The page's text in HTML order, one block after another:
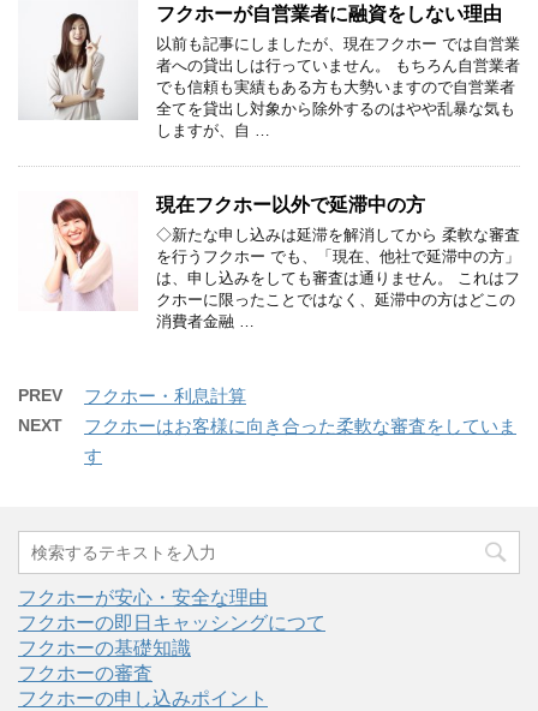
フクホーが自営業者に融資をしない理由
以前も記事にしましたが、現在フクホー では自営業
者への貸出しは行っていません。 もちろん自営業者
でも信頼も実績もある方も大勢いますので自営業者
全てを貸出し対象から除外するのはやや乱暴な気も
しますが、自 …
現在フクホー以外で延滞中の方
◇新たな申し込みは延滞を解消してから 柔軟な審査
を行うフクホー でも、「現在、他社で延滞中の方」
は、申し込みをしても審査は通りません。 これはフ
クホーに限ったことではなく、延滞中の方はどこの
消費者金融 …
PREV フクホー・利息計算
NEXT
フクホーはお客様に向き合った柔軟な審査をしていま
す
フクホーが安心・安全な理由
フクホーの即日キャッシングにつて
フクホーの基礎知識
フクホーの審査
フクホーの申し込みポイント